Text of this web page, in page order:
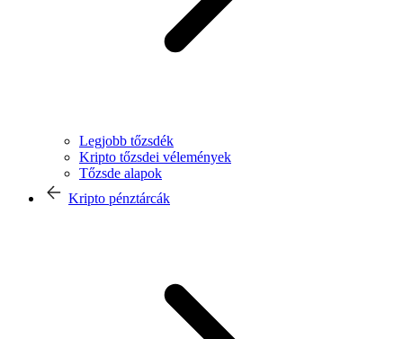
Legjobb tőzsdék
Kripto tőzsdei vélemények
Tőzsde alapok
Kripto pénztárcák